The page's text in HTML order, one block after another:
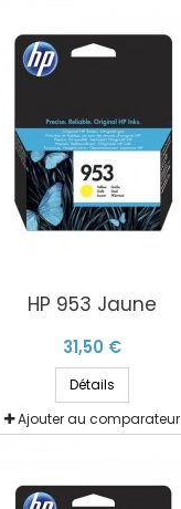
HP 953 Jaune
31,50 €
Détails
Ajouter au comparateur